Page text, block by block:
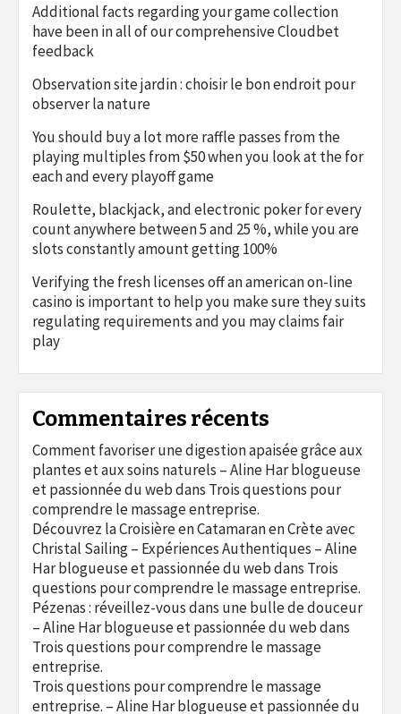
Additional facts regarding your game collection
have been in all of our comprehensive Cloudbet
feedback
Observation site jardin : choisir le bon endroit pour
observer la nature
You should buy a lot more raffle passes from the
playing multiples from $50 when you look at the for
each and every playoff game
Roulette, blackjack, and electronic poker for every
count anywhere between 5 and 25 %, while you are
slots constantly amount getting 100%
Verifying the fresh licenses off an american on-line
casino is important to help you make sure they suits
regulating requirements and you may claims fair
play
Commentaires récents
Comment favoriser une digestion apaisée grâce aux
plantes et aux soins naturels – Aline Har blogueuse
et passionnée du webdans Trois questions pour
comprendre le massage entreprise.
Découvrez la Croisière en Catamaran en Crète avec
Christal Sailing – Expériences Authentiques – Aline
Har blogueuse et passionnée du webdans Trois
questions pour comprendre le massage entreprise.
Pézenas : réveillez-vous dans une bulle de douceur
– Aline Har blogueuse et passionnée du webdans
Trois questions pour comprendre le massage
entreprise.
Trois questions pour comprendre le massage
entreprise. – Aline Har blogueuse et passionnée du